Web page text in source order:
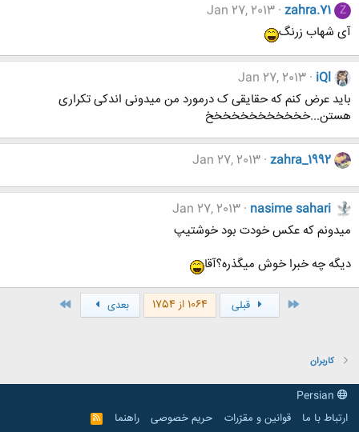
Z
zahra.71
Jan 27, 2013
آی شهاب زرنگ
iQl
Jan 27, 2013
باید عرض کنم که حقایقی ک درمورد من میدونی اندکی تکراری
هستن...خخخخخخخخخخخخ
zahra_1992
Jan 27, 2013
nasime sahari
Jan 27, 2013
میدونم که عکس خودت بود خوشتیپ
دیگه چه خبرا خوش میگذره؟آقا
اول قبلی 1064 از 1754 بعدی
کاربران
ارتباط با ما
قوانین و مقرّرات حریم خصوصی راهنما
R
S